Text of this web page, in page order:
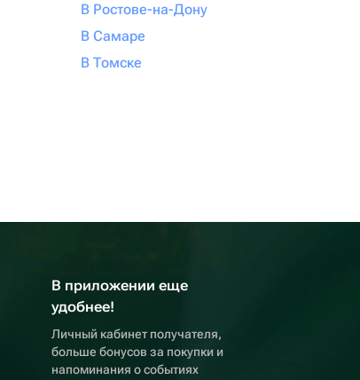
В Ростове-на-Дону
В Самаре
В Томске
В приложении еще
удобнее!
Личный кабинет получателя,
больше бонусов за покупки и
напоминания о событиях